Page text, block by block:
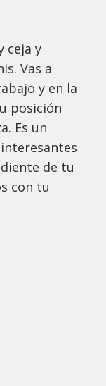
ceja y
Vas a
y en la
posición
Es un
de tu
con tu